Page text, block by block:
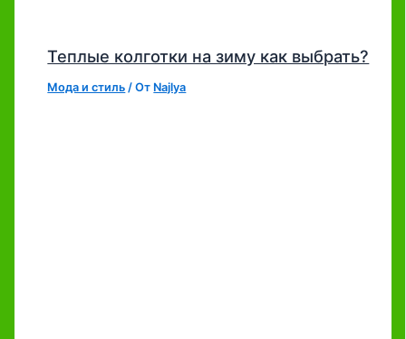
Теплые колготки на зиму как выбрать?
Мода и стиль / От Najlya